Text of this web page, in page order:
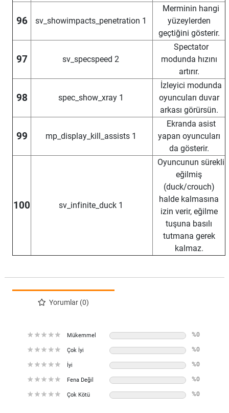
96 sv_showimpacts_penetration 1
Merminin hangi
yüzeylerden
geçtiğini gösterir.
97 sv_specspeed 2
Spectator
modunda hızını
artırır.
98 spec_show_xray 1
İzleyici modunda
oyuncuları duvar
arkası görürsün.
99 mp_display_kill_assists 1
Ekranda asist
yapan oyuncuları
da gösterir.
100 sv_infinite_duck 1
Oyuncunun sürekli
eğilmiş
(duck/crouch)
halde kalmasına
izin verir, eğilme
tuşuna basılı
tutmana gerek
kalmaz.
Yorumlar (0)
Mükemmel %0
Çok İyi %0
İyi %0
Fena Değil %0
Çok Kötü %0